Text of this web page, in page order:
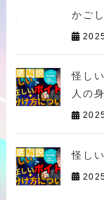
かご
2025
怪し
人の
怪し